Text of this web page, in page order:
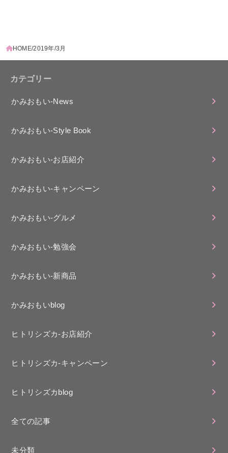
HOME 2019年 3月
カテゴリー
かみおもい-News
かみおもい-Style Book
かみおもい-お店紹介
かみおもい-キャンペーン
かみおもい-グルメ
かみおもい-勉強会
かみおもい-新商品
かみおもいblog
ヒトリシズカ-お店紹介
ヒトリシズカ-キャンペーン
ヒトリシズカblog
全ての記事
未分類